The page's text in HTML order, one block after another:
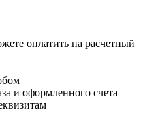
оплатить на расчетный
и оформленного счета